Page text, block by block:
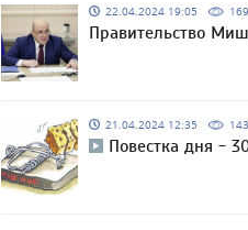
22.04.2024 19:05
Правительство
21.04.2024 12:35
Повестка дня -